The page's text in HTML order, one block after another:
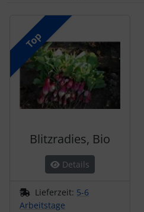
Es folgt ein Produktslider -
Top
Blitzradies, Bio
Details
Lieferzeit: 5-6
Arbeitstage